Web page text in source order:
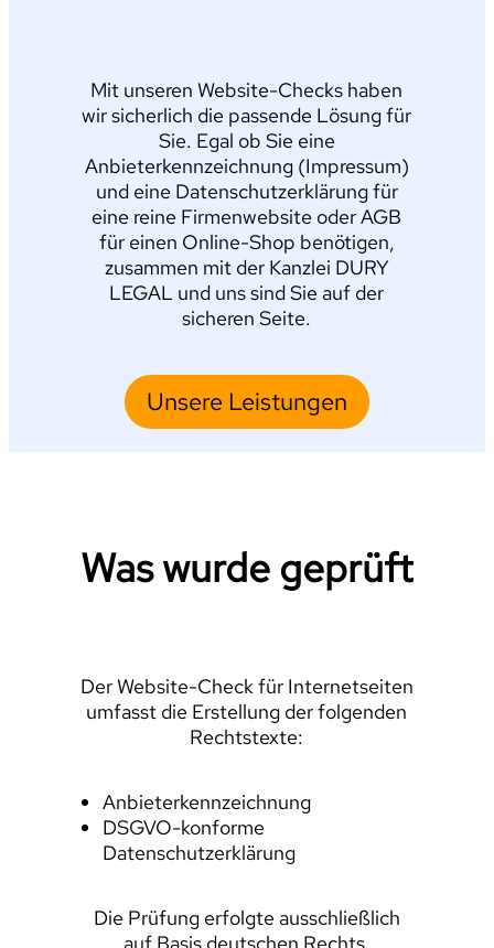
Mit unseren Website-Checks haben
wir sicherlich die passende Lösung für
Sie. Egal ob Sie eine
Anbieterkennzeichnung (Impressum)
und eine Datenschutzerklärung für
eine reine Firmenwebsite oder AGB
für einen Online-Shop benötigen,
zusammen mit der Kanzlei DURY
LEGAL und uns sind Sie auf der
sicheren Seite.
Unsere Leistungen
Was wurde geprüft
Der Website-Check für Internetseiten
umfasst die Erstellung der folgenden
Rechtstexte:
Anbieterkennzeichnung
DSGVO-konforme
Datenschutzerklärung
Die Prüfung erfolgte ausschließlich